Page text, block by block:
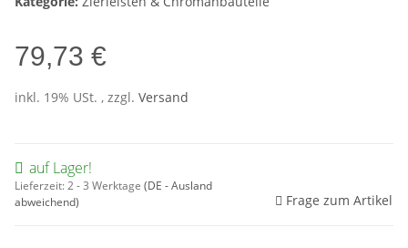
79,73 €
inkl. 19% USt. , zzgl. Versand
auf Lager!
Lieferzeit:2 - 3 Werktage (DE - Ausland
abweichend)
Frage zum Artikel